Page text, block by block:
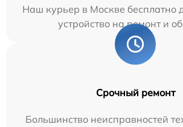
Наш курьер в Москве бесплатно
устройство на ремонт и
Срочный ремонт
Большинство неисправностей